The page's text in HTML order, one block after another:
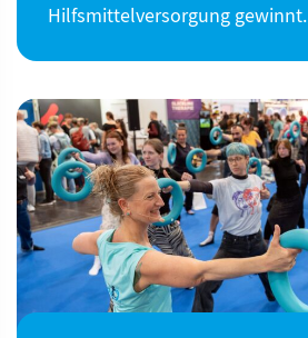
Hilfsmittelversorgung gewinnt.